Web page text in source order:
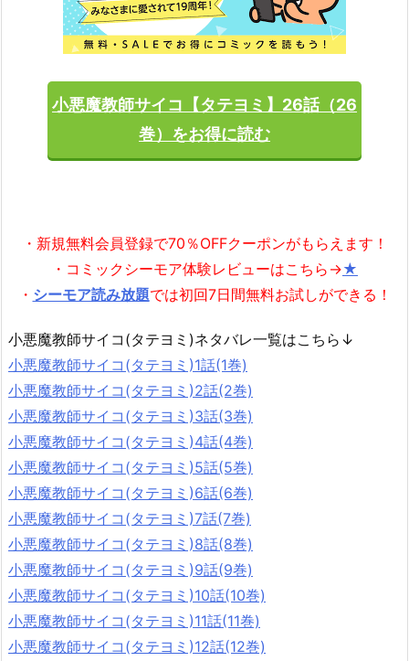
小悪魔教師サイコ【タテヨミ】26話（26
巻）をお得に読む
・新規無料会員登録で70％OFFクーポンがもらえます！
・コミックシーモア体験レビューはこちら→★
・ シーモア読み放題では初回7日間無料お試しができる！
小悪魔教師サイコ(タテヨミ)ネタバレ一覧はこちら↓
小悪魔教師サイコ(タテヨミ)1話(1巻)
小悪魔教師サイコ(タテヨミ)2話(2巻)
小悪魔教師サイコ(タテヨミ)3話(3巻)
小悪魔教師サイコ(タテヨミ)4話(4巻)
小悪魔教師サイコ(タテヨミ)5話(5巻)
小悪魔教師サイコ(タテヨミ)6話(6巻)
小悪魔教師サイコ(タテヨミ)7話(7巻)
小悪魔教師サイコ(タテヨミ)8話(8巻)
小悪魔教師サイコ(タテヨミ)9話(9巻)
小悪魔教師サイコ(タテヨミ)10話(10巻)
小悪魔教師サイコ(タテヨミ)11話(11巻)
小悪魔教師サイコ(タテヨミ)12話(12巻)